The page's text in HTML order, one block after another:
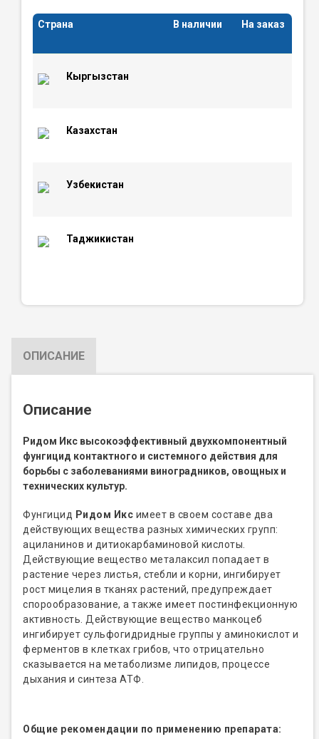
Страна В наличии На заказ
Кыргызстан
Казахстан
Узбекистан
Таджикистан
ОПИСАНИЕ
Описание
Ридом Икс высокоэффективный двухкомпонентный
фунгицид контактного и системного действия для
борьбы с заболеваниями виноградников, овощных и
технических культур.
Фунгицид Ридом Икс имеет в своем составе два
действующих вещества разных химических групп:
ациланинов и дитиокарбаминовой кислоты.
Действующие вещество металаксил попадает в
растение через листья, стебли и корни, ингибирует
рост мицелия в тканях растений, предупреждает
спорообразование, а также имеет постинфекционную
активность. Действующие вещество манкоцеб
ингибирует сульфогидридные группы у аминокислот и
ферментов в клетках грибов, что отрицательно
сказывается на метаболизме липидов, процессе
дыхания и синтеза АТФ.
Общие рекомендации по применению препарата: